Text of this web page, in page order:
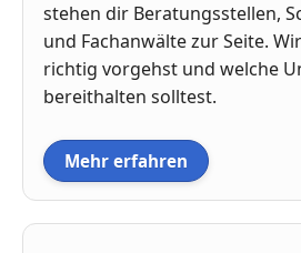
stehen dir Beratungsstellen,
und Fachanwälte zur Seite.
richtig vorgehst und welche
bereithalten solltest.
Mehr erfahren